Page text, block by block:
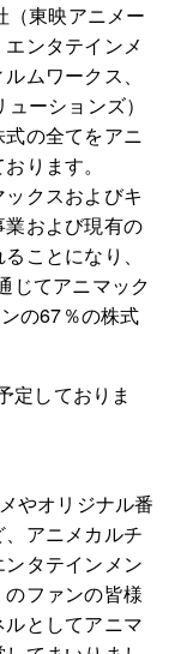
東映アニメー
ンタテインメ
ムワークス、
ーションズ）
の全てをアニ
ります。
クスおよびキ
および現有の
ことになり、
じてアニマック
の67％の株式
定しておりま
やオリジナル番
アニメカルチ
タテインメン
ファンの皆様
としてアニマ